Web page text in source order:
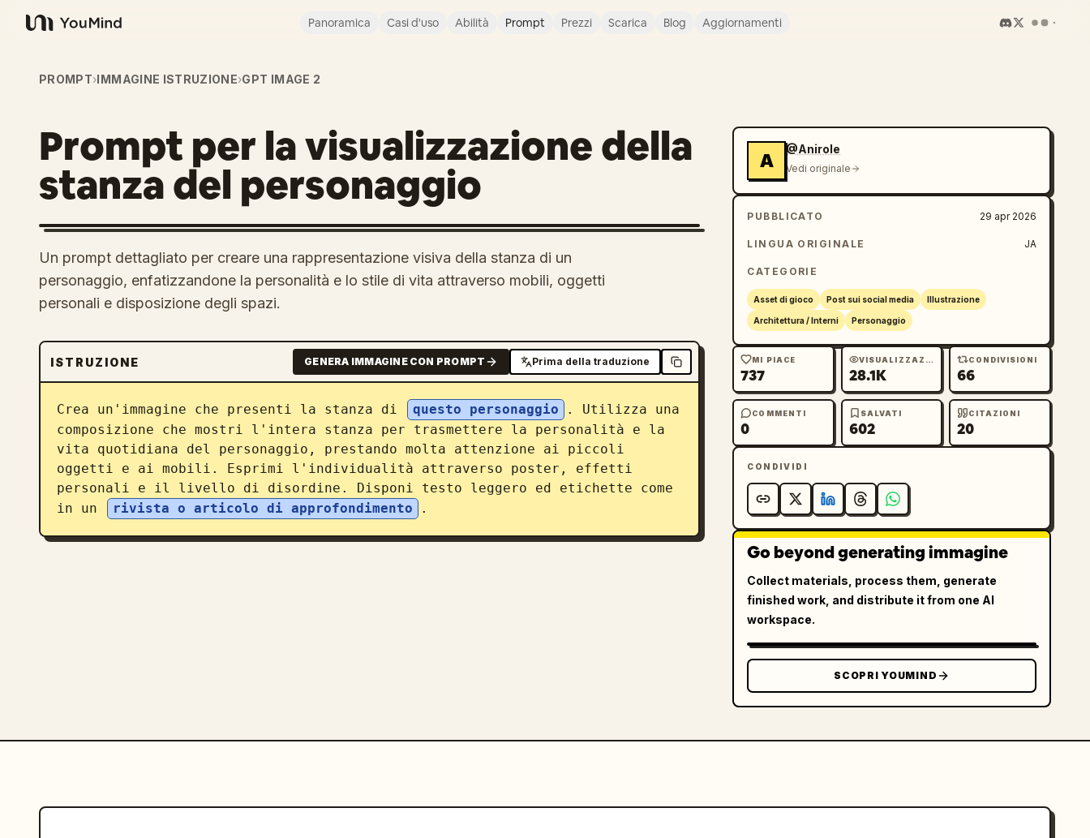
YouMind
Panoramica Casi d'uso Abilità Prompt Prezzi Scarica Blog Aggiornamenti
PROMPT›IMMAGINE ISTRUZIONE›GPT IMAGE 2
Prompt per la visualizzazione della
stanza del personaggio
Un prompt dettagliato per creare una rappresentazione visiva della stanza di un
personaggio, enfatizzandone la personalità e lo stile di vita attraverso mobili, oggetti
personali e disposizione degli spazi.
ISTRUZIONE GENERA IMMAGINE CON PROMPT Prima della traduzione
Crea un'immagine che presenti la stanza di questo personaggio
. Utilizza una
composizione che mostri l'intera stanza per trasmettere la personalità e la
vita quotidiana del personaggio, prestando molta attenzione ai piccoli
oggetti e ai mobili. Esprimi l'individualità attraverso poster, effetti
personali e il livello di disordine. Disponi testo leggero ed etichette come
in un
rivista o articolo di approfondimento .
A
@Anirole
Vedi originale
PUBBLICATO 29 apr 2026
LINGUA ORIGINALE JA
CATEGORIE
Asset di gioco Post sui social media Illustrazione
Architettura / Interni Personaggio
MI PIACE
737
VISUALIZZAZIONI
28.1K
CONDIVISIONI
66
COMMENTI
0
SALVATI
602
CITAZIONI
20
CONDIVIDI
Go beyond generating immagine
Collect materials, process them, generate
finished work, and distribute it from one AI
workspace.
SCOPRI YOUMIND